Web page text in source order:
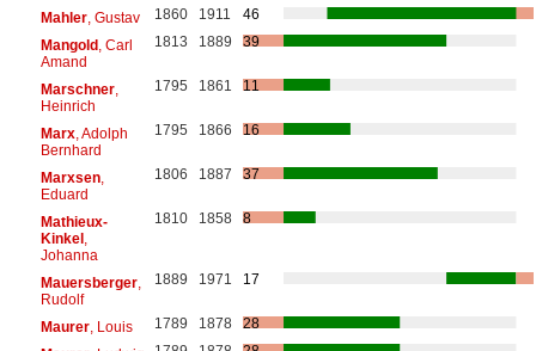
Mahler, Gustav 1860 1911
46
Mangold, Carl
Amand
1813 1889 39
Marschner,
Heinrich
1795 1861 11
Marx, Adolph
Bernhard
1795 1866 16
Marxsen,
Eduard
1806 1887 37
Mathieux-
Kinkel,
Johanna
1810 1858 8
Mauersberger,
Rudolf
1889 1971 17
Maurer, Louis 1789 1878
28